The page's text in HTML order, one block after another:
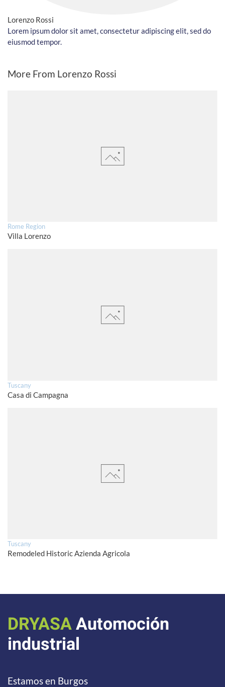
Lorenzo Rossi
Lorem ipsum dolor sit amet, consectetur adipiscing elit, sed do
eiusmod tempor.
More From Lorenzo Rossi
Rome Region
Villa Lorenzo
Tuscany
Casa di Campagna
Tuscany
Remodeled Historic Azienda Agricola
DRYASAAutomoción
industrial
Estamos en Burgos